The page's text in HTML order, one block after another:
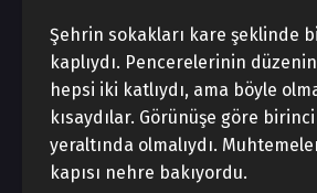
Şehrin sokakları kare şeklinde
kaplıydı. Pencerelerinin
hepsi iki katlıydı, ama böyle
kısaydılar. Görünüşe göre
yeraltında olmalıydı.
kapısı nehre bakıyordu.